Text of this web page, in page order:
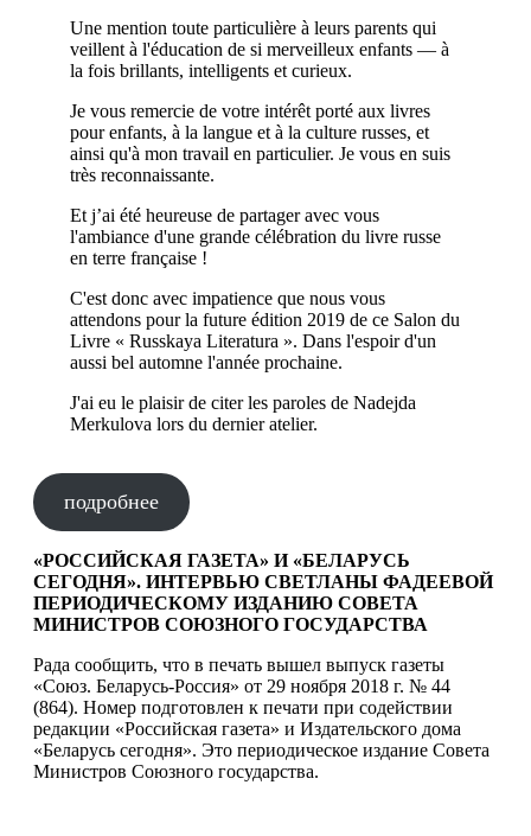
Une mention toute particulière à leurs parents qui
veillent à l'éducation de si merveilleux enfants — à
la fois brillants, intelligents et curieux.
Je vous remercie de votre intérêt porté aux livres
pour enfants, à la langue et à la culture russes, et
ainsi qu'à mon travail en particulier. Je vous en suis
très reconnaissante.
Et j’ai été heureuse de partager avec vous
l'ambiance d'une grande célébration du livre russe
en terre française !
C'est donc avec impatience que nous vous
attendons pour la future édition 2019 de ce Salon du
Livre « Russkaya Literatura ». Dans l'espoir d'un
aussi bel automne l'année prochaine.
J'ai eu le plaisir de citer les paroles de Nadejda
Merkulova lors du dernier atelier.
подробнее
«РОССИЙСКАЯ ГАЗЕТА» И «БЕЛАРУСЬ
СЕГОДНЯ». ИНТЕРВЬЮ СВЕТЛАНЫ ФАДЕЕВОЙ
ПЕРИОДИЧЕСКОМУ ИЗДАНИЮ СОВЕТА
МИНИСТРОВ СОЮЗНОГО ГОСУДАРСТВА
Рада сообщить, что в печать вышел выпуск газеты
«Союз. Беларусь-Россия» от 29 ноября 2018 г. № 44
(864). Номер подготовлен к печати при содействии
редакции «Российская газета» и Издательского дома
«Беларусь сегодня». Это периодическое издание Совета
Министров Союзного государства.